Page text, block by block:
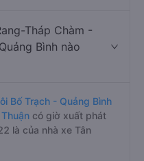
Tháp Chàm -
Bình nào
Bố Trạch - Quảng Bình
có giờ xuất phát
là của nhà xe Tân